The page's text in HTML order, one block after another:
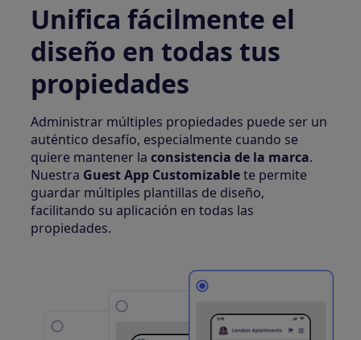
Unifica fácilmente el
diseño en todas tus
propiedades
Administrar múltiples propiedades puede ser un
auténtico desafío, especialmente cuando se
quiere mantener laconsistencia de la marca.
Nuestra Guest App Customizablete permite
guardar múltiples plantillas de diseño,
facilitando su aplicación en todas las
propiedades.